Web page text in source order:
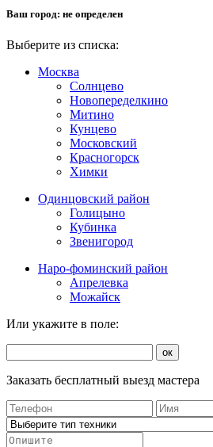
Ваш город: не определен
Выберите из списка:
Москва
Солнцево
Новопеределкино
Митино
Кунцево
Московский
Красногорск
Химки
Одинцовский район
Голицыно
Кубинка
Звенигород
Наро-фоминский район
Апрелевка
Можайск
Или укажите в поле:
ок
Заказать бесплатный выезд мастера